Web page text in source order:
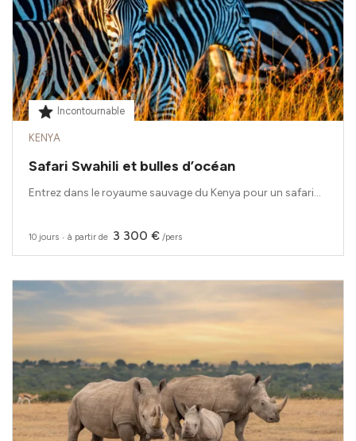
Incontournable
KENYA
Safari Swahili et bulles d’océan
Entrez dans le royaume sauvage du Kenya pour un safari...
10 jours ‧ à partir de 3 300 € /pers